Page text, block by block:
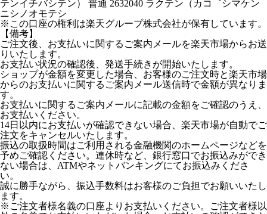
テンイチバシテン） 普通 2632040 ラクテン（カコ゛シマケン
ニシノオモテシ
※この口座の権利は楽天グループ株式会社が保有しています。
【備考】
ご注文後、お支払いに関するご案内メールを楽天市場からお送
りいたします。
お支払い状況の確認後、発送手続きが開始いたします。
ショップが金額を変更した場合、お客様のご注文時と楽天市場
からのお支払いに関するご案内メール送信時で金額が異なりま
す。
お支払いに関するご案内メールに記載の金額をご確認のうえ、
お支払いください。
14日以内にお支払いが確認できない場合、楽天市場が自動でご
注文をキャンセルいたします。
振込の取扱時間はご利用される金融機関のホームページなどを
予めご確認ください。連休時など、銀行窓口でお振込みができ
ない場合は、ATMやネットバンキングにてお振込みくださ
い。
誠に勝手ながら、振込手数料はお客様のご負担でお願いいたし
ます。
※ご注文者様名義の口座よりお支払いください。ご注文者様以